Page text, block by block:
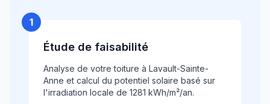
1
Étude de faisabilité
Analyse de votre toiture à Lavault-Sainte-
Anne et calcul du potentiel solaire basé sur
l'irradiation locale de 1281 kWh/m²/an.